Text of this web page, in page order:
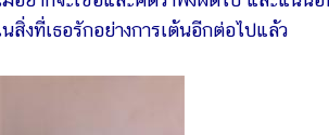
สิ่งที่เธอรักอย่างการเต้นอีกต่อไปแล้ว